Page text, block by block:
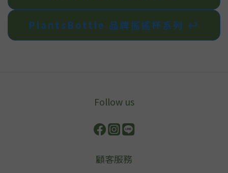
PlantsBottle 品牌搖搖杯系列 ↩︎
Follow us
顧客服務